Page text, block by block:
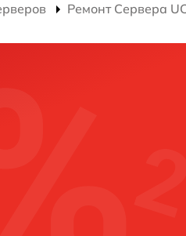
Ремонт Сервера